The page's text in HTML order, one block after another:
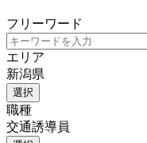
フリーワード
エリア
新潟県
選択
職種
交通誘導員